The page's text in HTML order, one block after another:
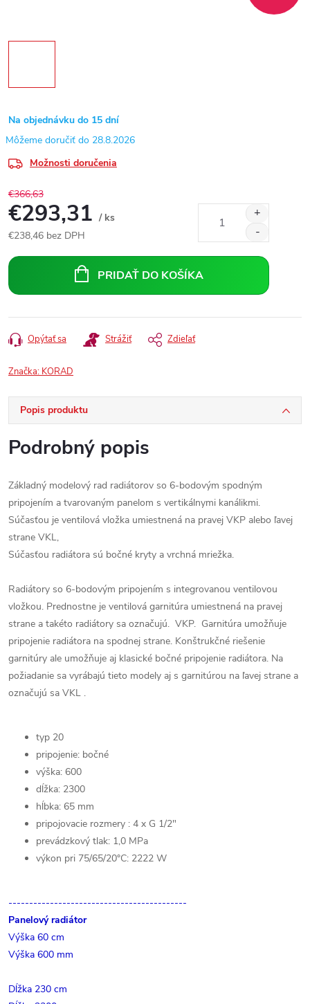
Na objednávku do 15 dní
28.8.2026
Možnosti doručenia
€366,63
€293,31 / ks
€238,46 bez DPH
cena:
PRIDAŤ DO KOŠÍKA
Opýtať sa Strážiť Zdieľať
Značka: KORAD
Popis produktu
Podrobný popis
Základný modelový rad radiátorov so 6-bodovým spodným
pripojením a tvarovaným panelom s vertikálnymi kanálikmi.
Súčasťou je ventilová vložka umiestnená na pravej VKP alebo ľavej
strane VKL,
Súčasťou radiátora sú bočné kryty a vrchná mriežka.
Radiátory so 6-bodovým pripojením s integrovanou ventilovou
vložkou. Prednostne je ventilová garnitúra umiestnená na pravej
strane a takéto radiátory sa označujú. VKP. Garnitúra umožňuje
pripojenie radiátora na spodnej strane. Konštrukčné riešenie
garnitúry ale umožňuje aj klasické bočné pripojenie radiátora. Na
požiadanie sa vyrábajú tieto modely aj s garnitúrou na ľavej strane a
označujú sa VKL .
typ 20
pripojenie: bočné
výška: 600
dĺžka: 2300
hĺbka: 65 mm
pripojovacie rozmery : 4 x G 1/2"
prevádzkový tlak: 1,0 MPa
výkon pri 75/65/20°C: 2222 W
-------------------------------------------
Panelový radiátor
Výška 60 cm
Výška 600 mm
Dĺžka 230 cm